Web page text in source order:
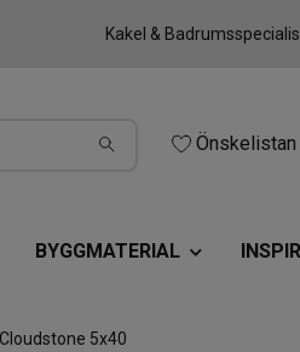
Kakel &
Önskelistan
BYGGMATERIAL
5x40